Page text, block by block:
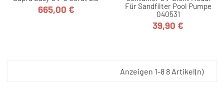
Preis
665,00 €
Für Sandfilter Pool Pumpe
040531
Preis
39,90 €
Anzeigen 1-8 8 Artikel(n)